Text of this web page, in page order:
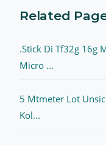
Related
.Stick Di Tf32g 16g
Micro ...
5 Mtmeter Lot
Kol...